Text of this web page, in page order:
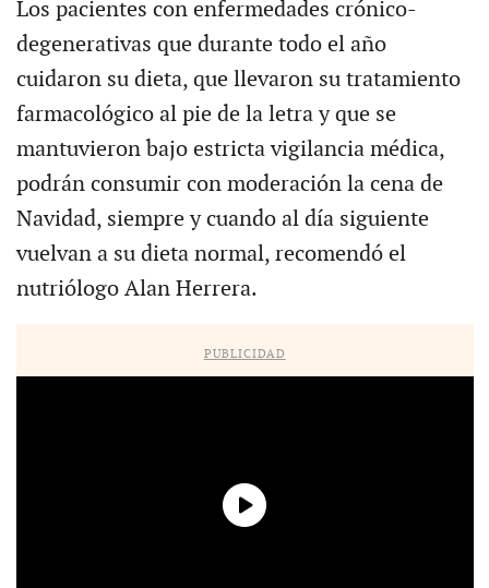
Los pacientes con enfermedades crónico-
degenerativas que durante todo el año
cuidaron su dieta, que llevaron su tratamiento
farmacológico al pie de la letra y que se
mantuvieron bajo estricta vigilancia médica,
podrán consumir con moderación la cena de
Navidad, siempre y cuando al día siguiente
vuelvan a su dieta normal, recomendó el
nutriólogo Alan Herrera.
PUBLICIDAD